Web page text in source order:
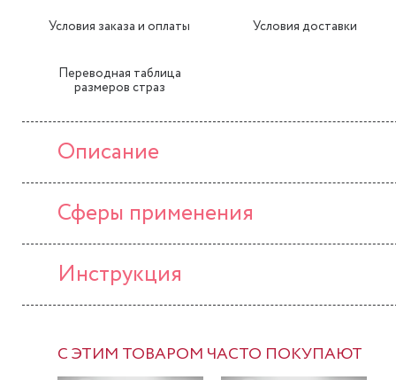
Условия заказа и оплаты Условия доставки
Переводная таблица
размеров страз
Описание
Сферы применения
Инструкция
С ЭТИМ ТОВАРОМ ЧАСТО ПОКУПАЮТ